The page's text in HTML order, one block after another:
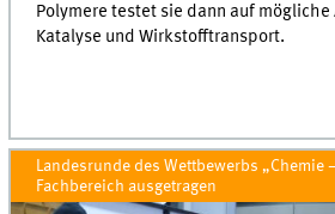
Polymere testet sie dann auf mögliche
Katalyse und Wirkstofftransport.
Landesrunde des Wettbewerbs „Chemie
Fachbereich ausgetragen